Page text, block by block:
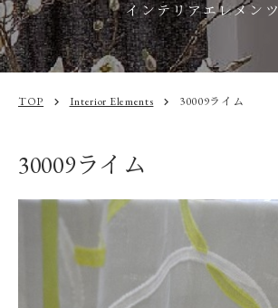
インテリアエレメンツ
TOP chevron_right Interior Elements chevron_right 30009ライム
30009ライム